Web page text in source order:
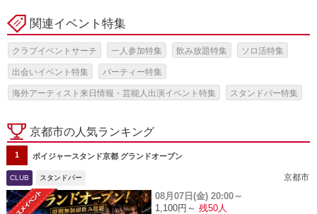
関連イベント特集
クラブイベントサーチ 一人参加特集 飲み放題特集 ソロ活特集
出会いイベント特集 パーティー特集
海外アーティスト来日情報・芸能人出演イベント特集 スタンドバー特集
京都市の人気ランキング
1 ボイジャースタンド京都 グランドオープン
CLUB スタンドバー 京都市
08月07日(金) 20:00～
1,100円～ 残50人